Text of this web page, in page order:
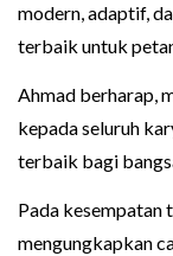
modern, adaptif,
terbaik untuk
Ahmad berharap,
kepada seluruh
terbaik bagi
Pada kesempatan
mengungkapkan